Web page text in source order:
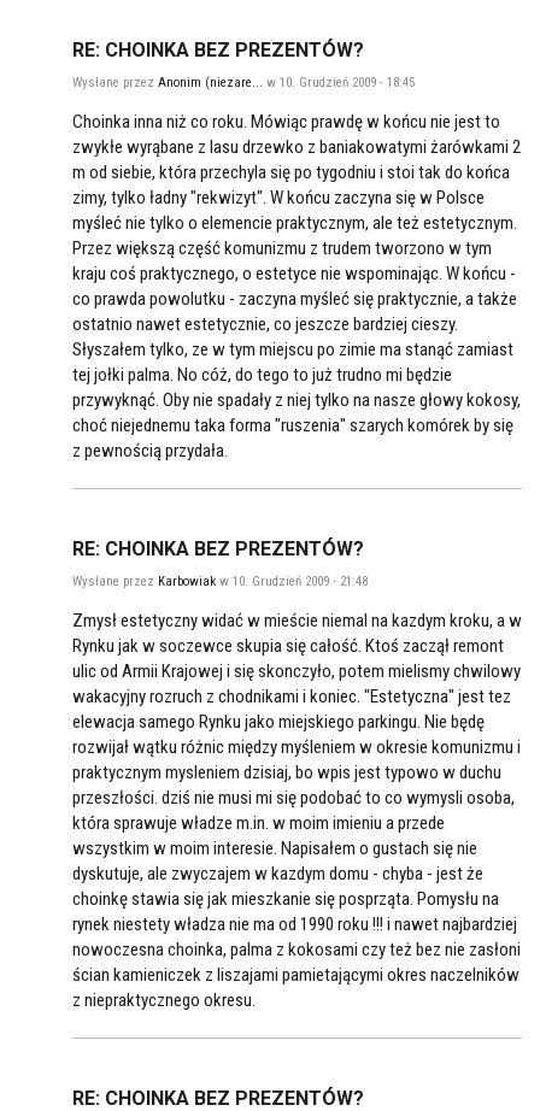
RE: CHOINKA BEZ PREZENTÓW?
Wysłane przez Anonim (niezare... w 10. Grudzień 2009 - 18:45
Choinka inna niż co roku. Mówiąc prawdę w końcu nie jest to
zwykłe wyrąbane z lasu drzewko z baniakowatymi żarówkami 2
m od siebie, która przechyla się po tygodniu i stoi tak do końca
zimy, tylko ładny "rekwizyt". W końcu zaczyna się w Polsce
myśleć nie tylko o elemencie praktycznym, ale też estetycznym.
Przez większą część komunizmu z trudem tworzono w tym
kraju coś praktycznego, o estetyce nie wspominając. W końcu -
co prawda powolutku - zaczyna myśleć się praktycznie, a także
ostatnio nawet estetycznie, co jeszcze bardziej cieszy.
Słyszałem tylko, ze w tym miejscu po zimie ma stanąć zamiast
tej jołki palma. No cóż, do tego to już trudno mi będzie
przywyknąć. Oby nie spadały z niej tylko na nasze głowy kokosy,
choć niejednemu taka forma "ruszenia" szarych komórek by się
z pewnością przydała.
RE: CHOINKA BEZ PREZENTÓW?
Wysłane przez Karbowiak w 10. Grudzień 2009 - 21:48
Zmysł estetyczny widać w mieście niemal na kazdym kroku, a w
Rynku jak w soczewce skupia się całość. Ktoś zaczął remont
ulic od Armii Krajowej i się skonczyło, potem mielismy chwilowy
wakacyjny rozruch z chodnikami i koniec. "Estetyczna" jest tez
elewacja samego Rynku jako miejskiego parkingu. Nie będę
rozwijał wątku różnic między myśleniem w okresie komunizmu i
praktycznym mysleniem dzisiaj, bo wpis jest typowo w duchu
przeszłości. dziś nie musi mi się podobać to co wymysli osoba,
która sprawuje władze m.in. w moim imieniu a przede
wszystkim w moim interesie. Napisałem o gustach się nie
dyskutuje, ale zwyczajem w kazdym domu - chyba - jest że
choinkę stawia się jak mieszkanie się posprząta. Pomysłu na
rynek niestety władza nie ma od 1990 roku !!! i nawet najbardziej
nowoczesna choinka, palma z kokosami czy też bez nie zasłoni
ścian kamieniczek z liszajami pamietającymi okres naczelników
z niepraktycznego okresu.
RE: CHOINKA BEZ PREZENTÓW?